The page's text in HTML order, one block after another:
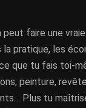
faire une
pratique, les
que tu fais toi-
peinture,
Plus tu